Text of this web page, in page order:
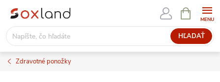
Prejsť
obsah
HĽADAŤ
KOŠÍK
Zdravotné ponožky